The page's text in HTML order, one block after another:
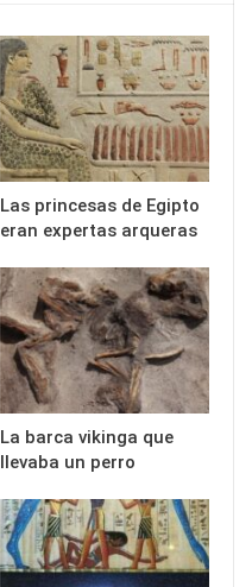
Las princesas de Egipto
eran expertas arqueras
La barca vikinga que
llevaba un perro